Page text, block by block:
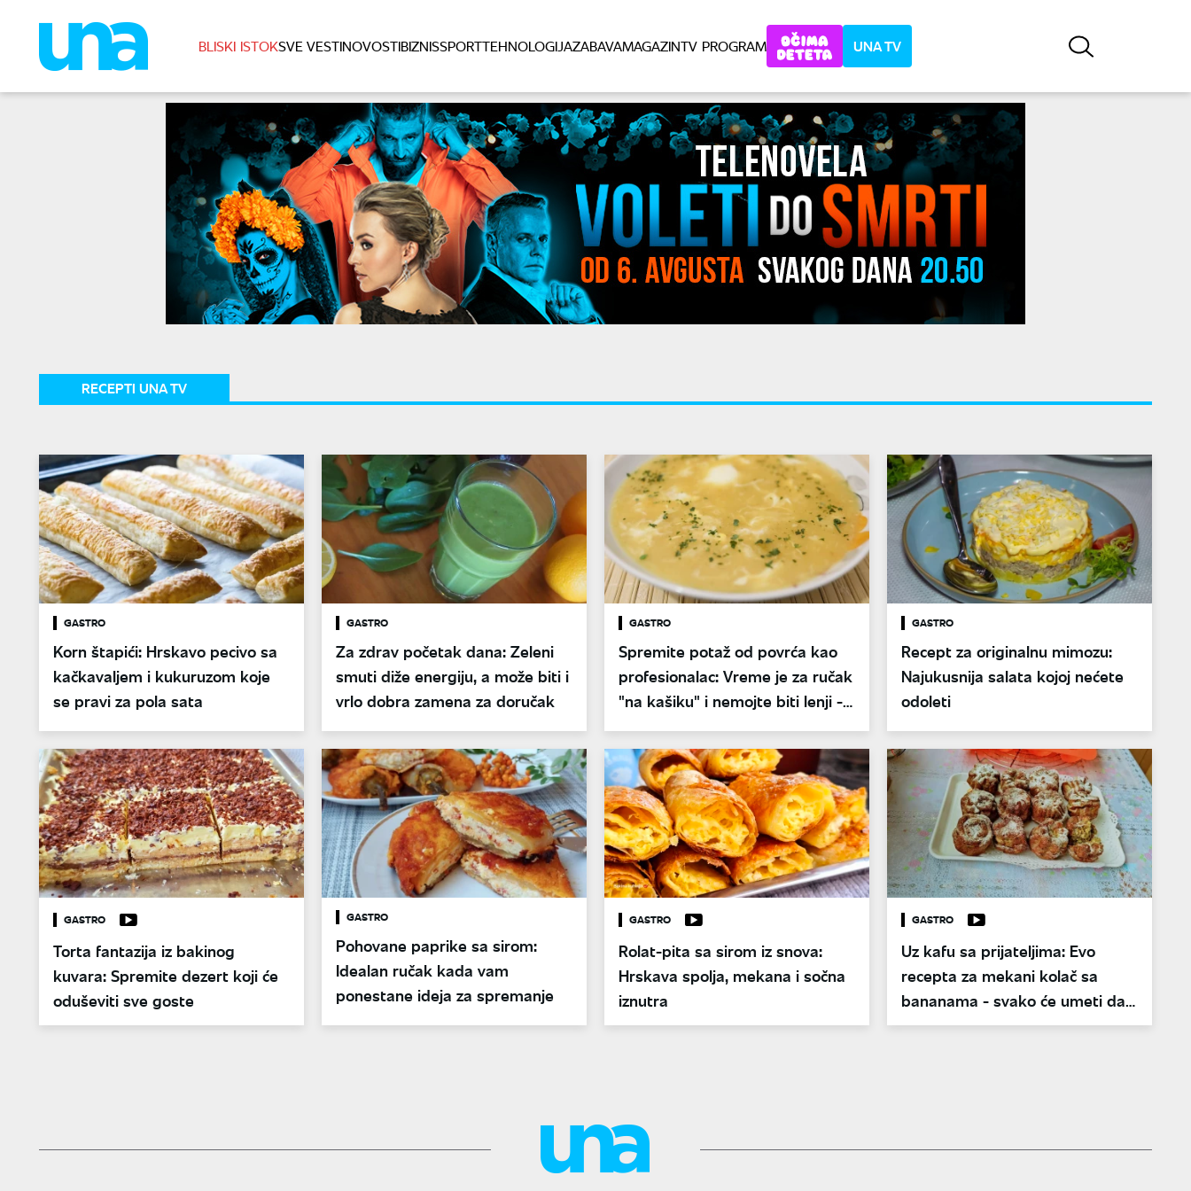
BLISKI ISTOKSVE VESTINOVOSTIBIZNISSPORTTEHNOLOGIJAZABAVAMAGAZINTV PROGRAM UNA TV
RECEPTI UNA TV
GASTRO
Korn štapići: Hrskavo pecivo sa
kačkavaljem i kukuruzom koje
se pravi za pola sata
GASTRO
Za zdrav početak dana: Zeleni
smuti diže energiju, a može biti i
vrlo dobra zamena za doručak
GASTRO
Spremite potaž od povrća kao
profesionalac: Vreme je za ručak
"na kašiku" i nemojte biti lenji -
brzo se kuva
GASTRO
Recept za originalnu mimozu:
Najukusnija salata kojoj nećete
odoleti
GASTRO
Torta fantazija iz bakinog
kuvara: Spremite dezert koji će
oduševiti sve goste
GASTRO
Pohovane paprike sa sirom:
Idealan ručak kada vam
ponestane ideja za spremanje
GASTRO
Rolat-pita sa sirom iz snova:
Hrskava spolja, mekana i sočna
iznutra
GASTRO
Uz kafu sa prijateljima: Evo
recepta za mekani kolač sa
bananama - svako će umeti da
ga napravi